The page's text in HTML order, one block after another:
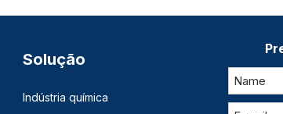
Solução
Indústria química